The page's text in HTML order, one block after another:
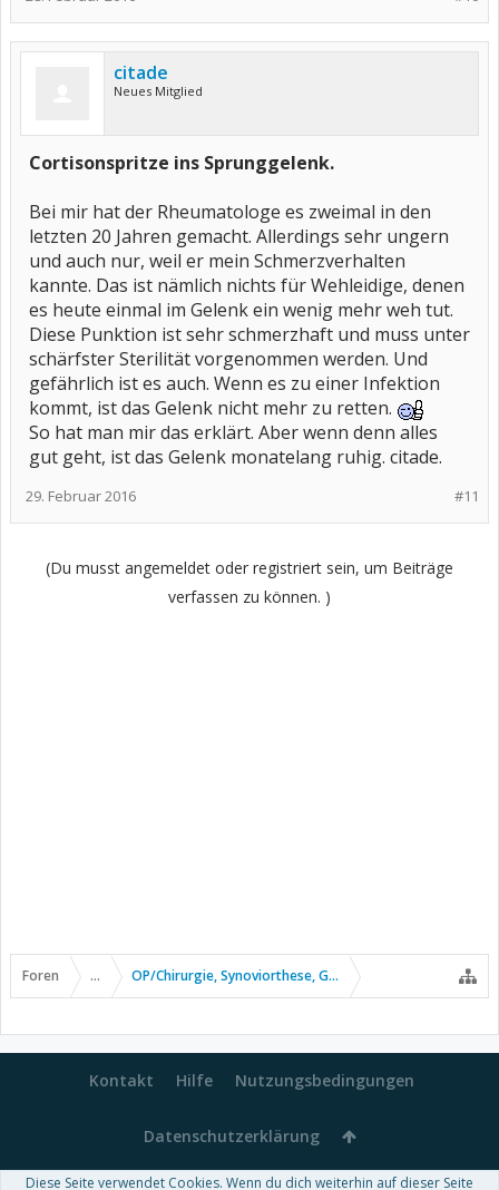
citade
Neues Mitglied
Cortisonspritze ins Sprunggelenk.
Bei mir hat der Rheumatologe es zweimal in den
letzten 20 Jahren gemacht. Allerdings sehr ungern
und auch nur, weil er mein Schmerzverhalten
kannte. Das ist nämlich nichts für Wehleidige, denen
es heute einmal im Gelenk ein wenig mehr weh tut.
Diese Punktion ist sehr schmerzhaft und muss unter
schärfster Sterilität vorgenommen werden. Und
gefährlich ist es auch. Wenn es zu einer Infektion
kommt, ist das Gelenk nicht mehr zu retten.
So hat man mir das erklärt. Aber wenn denn alles
gut geht, ist das Gelenk monatelang ruhig. citade.
#11
29. Februar 2016
(Du musst angemeldet oder registriert sein, um Beiträge
verfassen zu können. )
Foren ... OP/Chirurgie, Synoviorthese, Gelenkpunktion usw.
Kontakt Hilfe Nutzungsbedingungen
Datenschutzerklärung
Diese Seite verwendet Cookies. Wenn du dich weiterhin auf dieser Seite